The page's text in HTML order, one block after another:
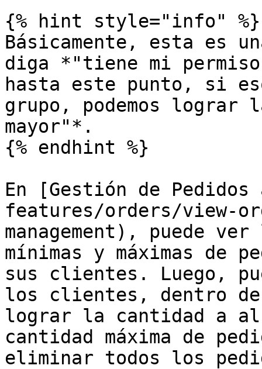
{% hint style="info" %}
Básicamente, esta es
diga *"tiene mi
hasta este punto, si
grupo, podemos
mayor"*.
{% endhint %}
En [Gestión de
features/orders/view-
management), puede
mínimas y máximas de
sus clientes. Luego,
los clientes, dentro de
lograr la cantidad a
cantidad máxima de
eliminar todos los